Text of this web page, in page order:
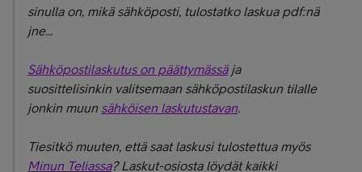
sinulla on, mikä sähköposti, tulostatko laskua pdf:nä
jne...
Sähköpostilaskutus on päättymässäja
suosittelisinkinvalitsemaan sähköpostilaskun tilalle
jonkin muun sähköisen laskutustavan.
Tiesitkö muuten, että saat laskusi tulostettua myös
Minun Teliassa? Laskut-osiosta löydät kaikki